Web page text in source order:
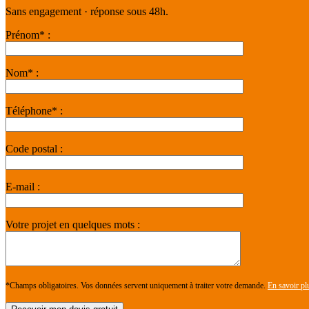
Sans engagement · réponse sous 48h.
Prénom* :
Nom* :
Téléphone* :
Code postal :
E-mail :
Votre projet en quelques mots :
*Champs obligatoires. Vos données servent uniquement à traiter votre demande. En savoir